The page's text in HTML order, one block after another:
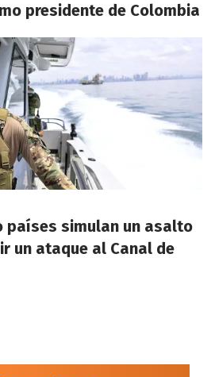
presidente de Colombia
países simulan un asalto
un ataque al Canal de